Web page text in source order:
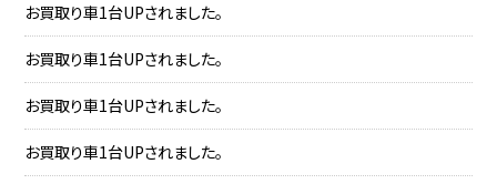
お買取り車1台UPされました。
お買取り車1台UPされました。
お買取り車1台UPされました。
お買取り車1台UPされました。